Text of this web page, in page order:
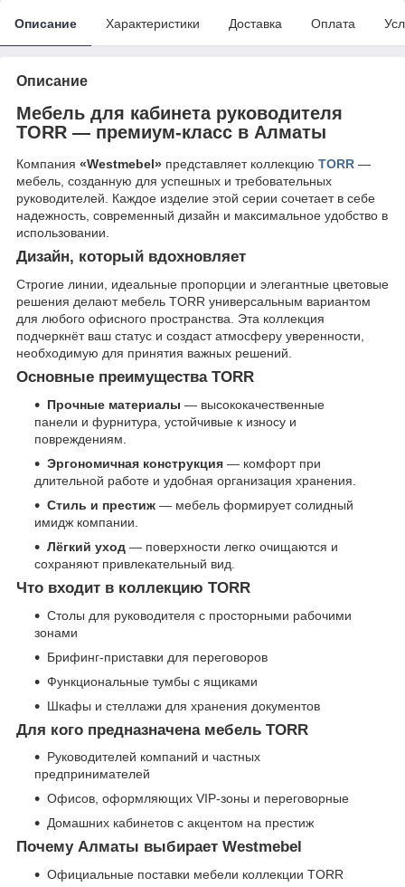
Описание Характеристики Доставка Оплата
Описание
Мебель для кабинета руководителя
TORR — премиум-класс в Алматы
Компания «Westmebel» представляет коллекцию TORR —
мебель, созданную для успешных и требовательных
руководителей. Каждое изделие этой серии сочетает в себе
надежность, современный дизайн и максимальное удобство в
использовании.
Дизайн, который вдохновляет
Строгие линии, идеальные пропорции и элегантные цветовые
решения делают мебель TORR универсальным вариантом
для любого офисного пространства. Эта коллекция
подчеркнёт ваш статус и создаст атмосферу уверенности,
необходимую для принятия важных решений.
Основные преимущества TORR
Прочные материалы — высококачественные
панели и фурнитура, устойчивые к износу и
повреждениям.
Эргономичная конструкция — комфорт при
длительной работе и удобная организация хранения.
Стиль и престиж — мебель формирует солидный
имидж компании.
Лёгкий уход — поверхности легко очищаются и
сохраняют привлекательный вид.
Что входит в коллекцию TORR
Столы для руководителя с просторными рабочими
зонами
Брифинг-приставки для переговоров
Функциональные тумбы с ящиками
Шкафы и стеллажи для хранения документов
Для кого предназначена мебель TORR
Руководителей компаний и частных
предпринимателей
Офисов, оформляющих VIP-зоны и переговорные
Домашних кабинетов с акцентом на престиж
Почему Алматы выбирает Westmebel
Официальные поставки мебели коллекции TORR